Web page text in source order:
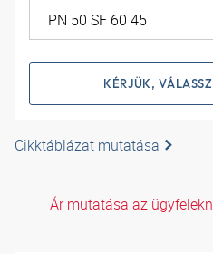
KÉRJÜK,
Cikktáblázat mutatása
Ár mutatása az